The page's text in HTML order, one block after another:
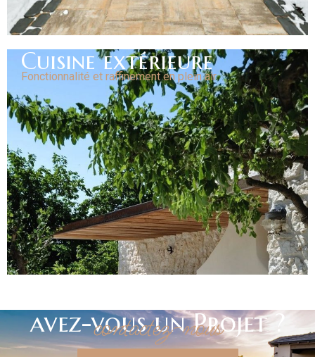
Cuisine extérieure
Fonctionnalité et raffinement en plein air
avez-vous un Projet ?
contactez-nous